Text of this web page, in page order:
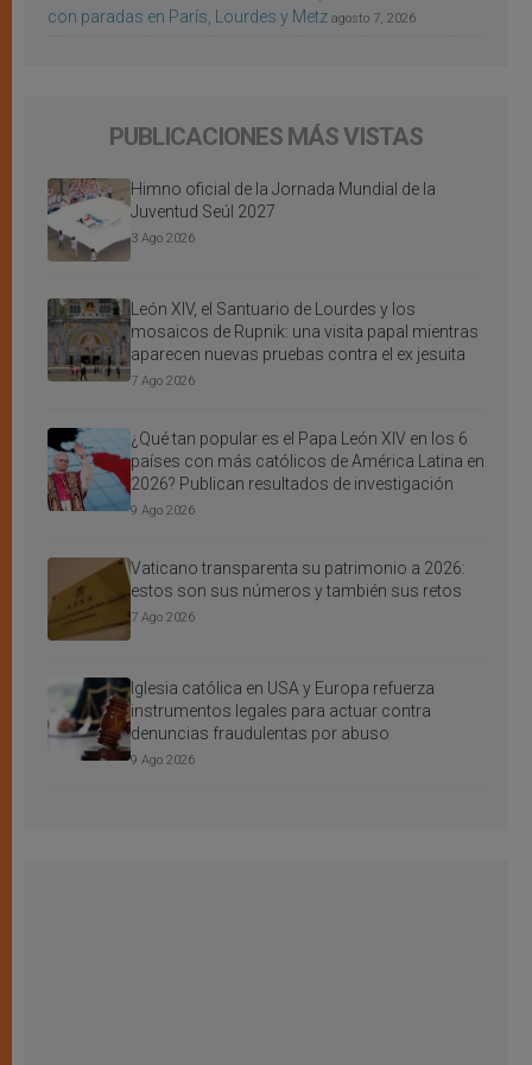
con paradas en París, Lourdes y Metz agosto 7, 2026
PUBLICACIONES MÁS VISTAS
Himno oficial de la Jornada Mundial de la
Juventud Seúl 2027
3 Ago 2026
León XIV, el Santuario de Lourdes y los
mosaicos de Rupnik: una visita papal mientras
aparecen nuevas pruebas contra el ex jesuita
7 Ago 2026
¿Qué tan popular es el Papa León XIV en los 6
países con más católicos de América Latina en
2026? Publican resultados de investigación
9 Ago 2026
Vaticano transparenta su patrimonio a 2026:
estos son sus números y también sus retos
7 Ago 2026
Iglesia católica en USA y Europa refuerza
instrumentos legales para actuar contra
denuncias fraudulentas por abuso
9 Ago 2026